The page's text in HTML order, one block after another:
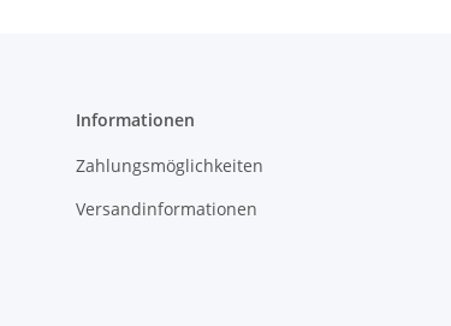
Informationen
Zahlungsmöglichkeiten
Versandinformationen